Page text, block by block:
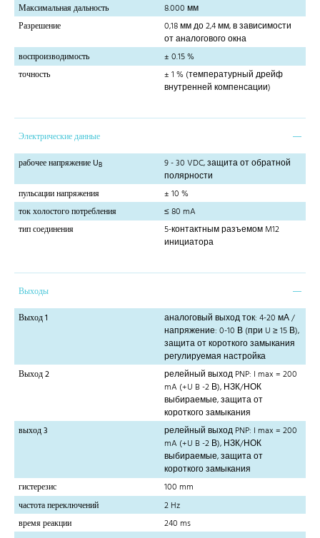
Максимальная дальность
8.000 мм
Разрешение
0,18 мм до 2,4 мм, в зависимости
от аналогового окна
воспроизводимость
± 0.15 %
точность
± 1 % (температурный дрейф
внутренней компенсации)
Электрические данные
рабочее напряжение UB
9 - 30 VDC, защита от обратной
полярности
пульсации напряжения
± 10 %
ток холостого потребления
≤ 80 mA
тип соединения
5-контактным разъемом M12
инициатора
Выходы
Выход 1
аналоговый выход ток: 4-20 мА /
напряжение: 0-10 В (при U ≥ 15 В),
защита от короткого замыкания
регулируемая настройка
Выход 2
релейный выход PNP: I max = 200
mA (+U B -2 В), НЗК/НОК
выбираемые, защита от
короткого замыкания
выход 3
релейный выход PNP: I max = 200
mA (+U B -2 В), НЗК/НОК
выбираемые, защита от
короткого замыкания
гистерезис
100 mm
частота переключений
2 Hz
время реакции
240 ms